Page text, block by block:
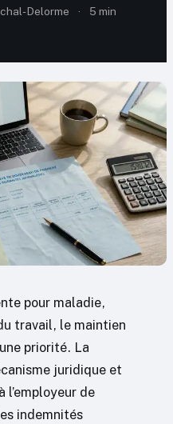
Delorme ·
5 min
pour maladie,
travail, le maintien
priorité. La
juridique et
de
indemnités